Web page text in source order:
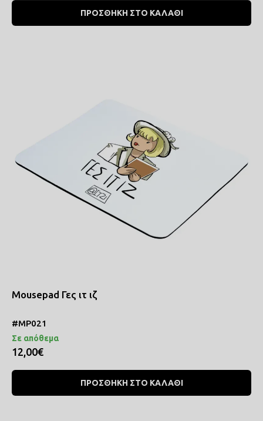
ΠΡΟΣΘΗΚΗ ΣΤΟ ΚΑΛΑΘΙ
Mousepad Γες ιτ ιζ
#MP021
Σε απόθεμα
12,00€
ΠΡΟΣΘΗΚΗ ΣΤΟ ΚΑΛΑΘΙ